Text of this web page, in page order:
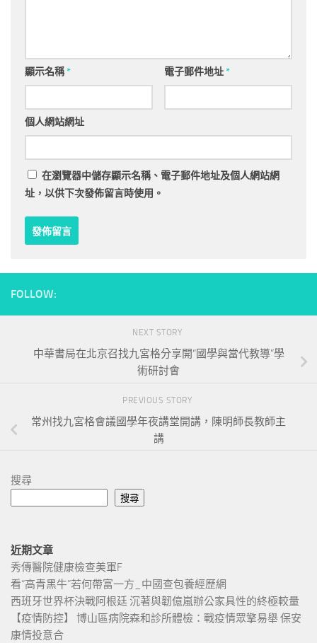
顯示名稱* 電子郵件地址*
個人網站網址
在瀏覽器中儲存顯示名稱、電子郵件地址及個人網站網
址，以供下次發佈留言時使用。
FOLLOW:
NEXT STORY
中華書局在北京召找九宮格分享開“國學與當代教導”學
術研討會
PREVIOUS STORY
常州找九宮格會議國學年夜講堂開講，陳明師長教師主
講
搜尋
搜尋
近期文章
秀傳醫院健康檢查美軍F
看“高青黑牛”若何帶富一方_中國查包養經歷網
西班牙世界杯決戰阿根廷 沉著與韌億嵐辦公家具性的終極較量
【疫情防控】 博山區病院森和診所體檢：戰疫情眾擎易舉 保安
康情投意合